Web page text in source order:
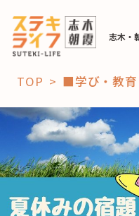
志木・
「コト」
子育て
おすすめ
スポット
TOP ■学び・教育